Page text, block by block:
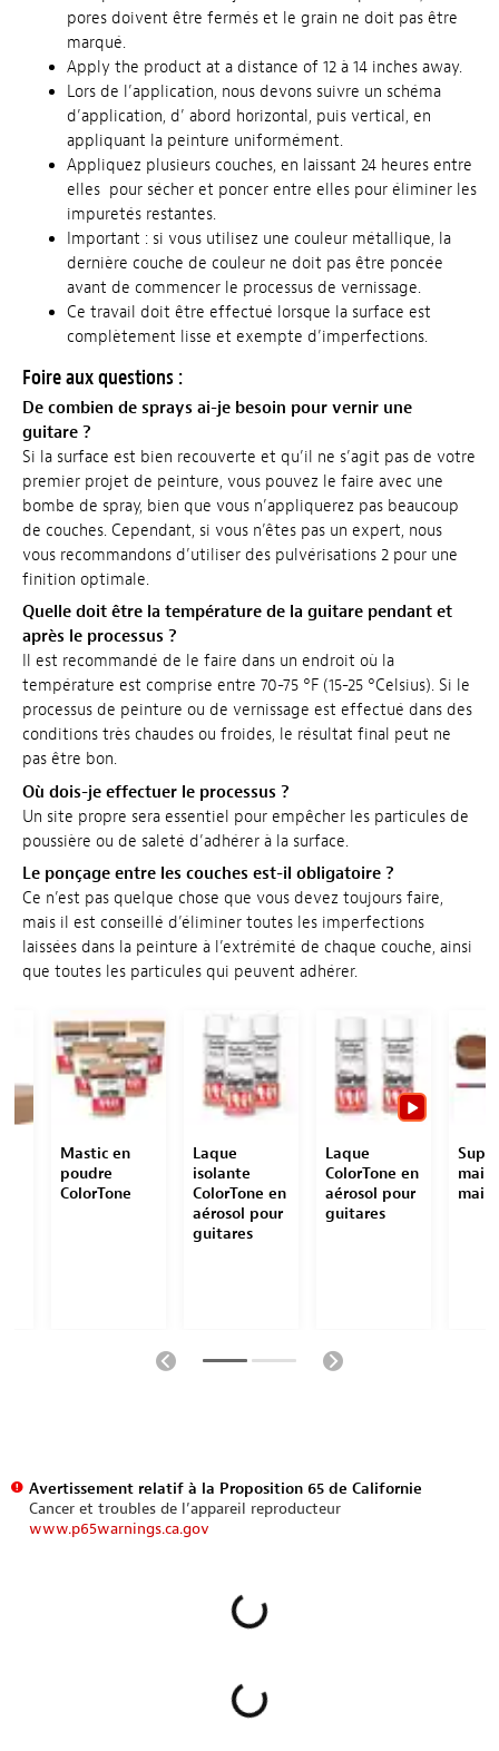
pores doivent être fermés et le grain ne doit pas être
marqué.
Apply the product at a distance of 12 à 14 inches away.
Lors de l’application, nous devons suivre un schéma
d’application, d’ abord horizontal, puis vertical, en
appliquant la peinture uniformément.
Appliquez plusieurs couches, en laissant 24 heures entre
elles pour sécher et poncer entre elles pour éliminer les
impuretés restantes.
Important : si vous utilisez une couleur métallique, la
dernière couche de couleur ne doit pas être poncée
avant de commencer le processus de vernissage.
Ce travail doit être effectué lorsque la surface est
complètement lisse et exempte d’imperfections.
Foire aux questions :
De combien de sprays ai-je besoin pour vernir une
guitare ?
Si la surface est bien recouverte et qu’il ne s’agit pas de votre
premier projet de peinture, vous pouvez le faire avec une
bombe de spray, bien que vous n’appliquerez pas beaucoup
de couches. Cependant, si vous n’êtes pas un expert, nous
vous recommandons d’utiliser des pulvérisations 2 pour une
finition optimale.
Quelle doit être la température de la guitare pendant et
après le processus ?
Il est recommandé de le faire dans un endroit où la
température est comprise entre 70-75 °F (15-25 °Celsius). Si le
processus de peinture ou de vernissage est effectué dans des
conditions très chaudes ou froides, le résultat final peut ne
pas être bon.
Où dois-je effectuer le processus ?
Un site propre sera essentiel pour empêcher les particules de
poussière ou de saleté d’adhérer à la surface.
Le ponçage entre les couches est-il obligatoire ?
Ce n’est pas quelque chose que vous devez toujours faire,
mais il est conseillé d’éliminer toutes les imperfections
laissées dans la peinture à l’extrémité de chaque couche, ainsi
que toutes les particules qui peuvent adhérer.
Mastic en
poudre
ColorTone
Laque
isolante
ColorTone en
aérosol pour
guitares
Laque
ColorTone en
aérosol pour
guitares
Avertissement relatif à la Proposition 65 de Californie
Cancer et troubles de l’appareil reproducteur
www.p65warnings.ca.gov